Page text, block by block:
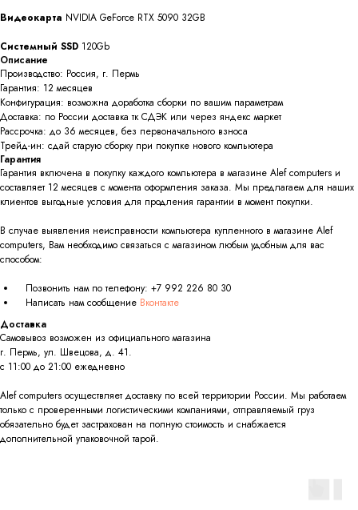
Видеокарта NVIDIA GeForce RTX 5090 32GB
Системный SSD 120Gb
Описание
Производство: Россия, г. Пермь
Гарантия: 12 месяцев
Конфигурация: возможна доработка сборки по вашим параметрам
Доставка: по России доставка тк СДЭК или через яндекс маркет
Рассрочка: до 36 месяцев, без первоначального взноса
Трейд-ин: сдай старую сборку при покупке нового компьютера
Гарантия
Гарантия включена в покупку каждого компьютера в магазине Alef computers и
составляет 12 месяцев с момента оформления заказа. Мы предлагаем для наших
клиентов выгодные условия для продления гарантии в момент покупки.
В случае выявления неисправности компьютера купленного в магазине Alef
computers, Вам необходимо связаться с магазином любым удобным для вас
способом:
Позвонить нам по телефону: +7 992 226 80 30
Написать нам сообщение Вконтакте
Доставка
Самовывоз возможен из официального магазина
г. Пермь, ул. Швецова, д. 41.
с 11:00 до 21:00 ежедневно
Alef computers осуществляет доставку по всей территории России. Мы работаем
только с проверенными логистическими компаниями, отправляемый груз
обязательно будет застрахован на полную стоимость и снабжается
дополнительной упаковочной тарой.